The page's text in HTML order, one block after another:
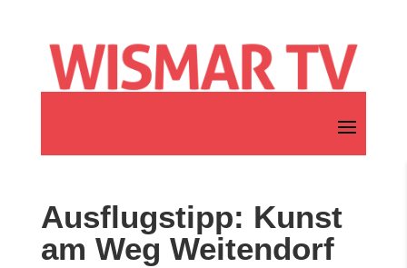
Ausflugstipp: Kunst
am Weg Weitendorf